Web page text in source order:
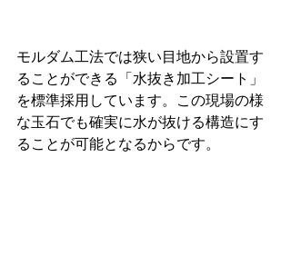
モルダム工法では狭い目地から設置す
ることができる「水抜き加工シート」
を標準採用しています。この現場の様
な玉石でも確実に水が抜ける構造にす
ることが可能となるからです。